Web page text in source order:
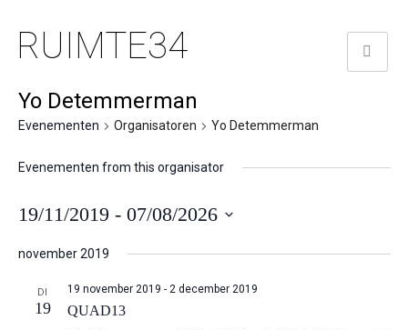
RUIMTE34
Yo Detemmerman
Evenementen Organisatoren Yo Detemmerman
Evenementen from this organisator
19/11/2019 - 07/08/2026
een
datum.
november 2019
DI
19
19 november 2019 - 2 december 2019
QUAD13